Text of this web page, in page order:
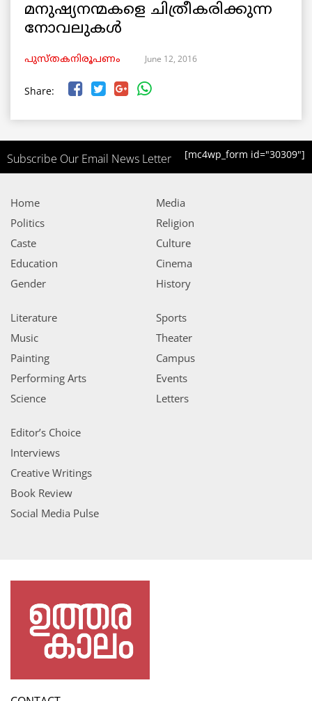
മനുഷ്യനന്മകളെ ചിത്രീകരിക്കുന്ന
നോവലുകള്‍
പുസ്തകനിരൂപണം June 12, 2016
Share:
Subscribe Our Email News Letter [mc4wp_form id="30309"]
Home
Politics
Caste
Education
Gender
Media
Religion
Culture
Cinema
History
Literature
Music
Painting
Performing Arts
Science
Sports
Theater
Campus
Events
Letters
Editor’s Choice
Interviews
Creative Writings
Book Review
Social Media Pulse